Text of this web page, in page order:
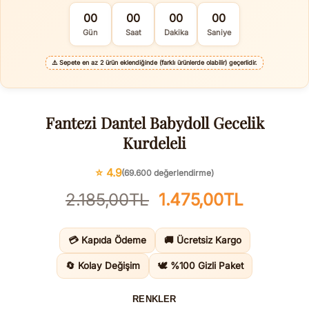
00
Gün
00
Saat
00
Dakika
00
Saniye
⚠️ Sepete en az 2 ürün eklendiğinde (farklı ürünlerde olabilir) geçerlidir.
Fantezi Dantel Babydoll Gecelik
Kurdeleli
⭐ 4.9(69.600 değerlendirme)
2.185,00TL Orijinal
2.185,00TL.
1.475,00TLŞu
💳 Kapıda Ödeme 🚚 Ücretsiz Kargo
🔄 Kolay Değişim 🕊️ %100 Gizli Paket
RENKLER